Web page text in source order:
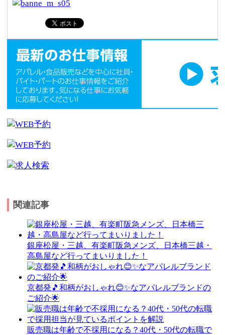
関連記事
銀座松屋・三越、有楽町阪急メンズ、日本橋三越・
高島屋など行ってまいりました！
京都発🎵和柄がおしゃれ😊✨なアパレルブランドの
ご紹介🌟
販売職は年齢で不採用になる？40代・50代の転職で